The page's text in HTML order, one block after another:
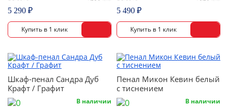
5 290 ₽
5 490 ₽
Шкаф-пенал Сандра Дуб
Крафт / Графит
В наличии
Пенал Микон Кевин белый
с тиснением
В наличии